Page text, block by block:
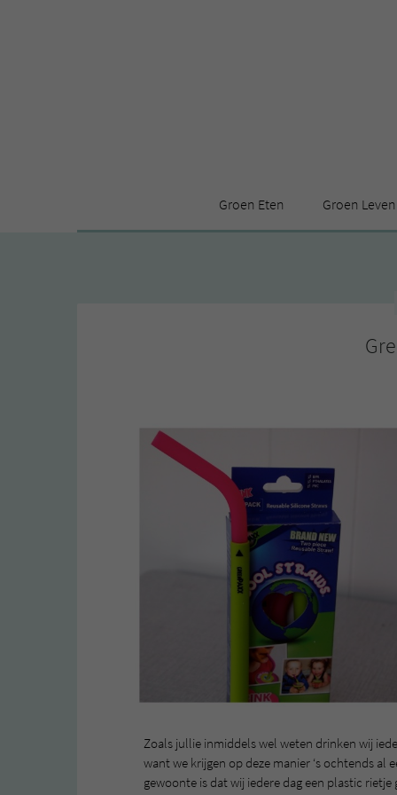
Groen Eten Groen Leven
Zoals jullie inmiddels wel weten drinken wij
want we krijgen op deze manier ‘s ochtends al
gewoonte is dat wij iedere dag een plastic